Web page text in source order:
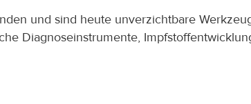
und sind heute unverzichtbare
Diagnoseinstrumente,